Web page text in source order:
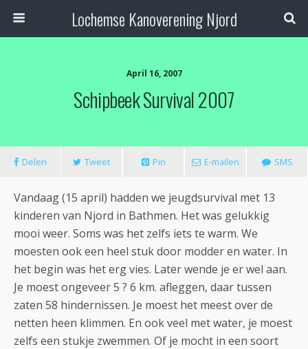
Lochemse Kanoverening Njord
April 16, 2007
Schipbeek Survival 2007
Delen Tweet Pin E-mailen SMS
Vandaag (15 april) hadden we jeugdsurvival met 13
kinderen van Njord in Bathmen. Het was gelukkig
mooi weer. Soms was het zelfs iets te warm. We
moesten ook een heel stuk door modder en water. In
het begin was het erg vies. Later wende je er wel aan.
Je moest ongeveer 5 ? 6 km. afleggen, daar tussen
zaten 58 hindernissen. Je moest het meest over de
netten heen klimmen. En ook veel met water, je moest
zelfs een stukje zwemmen. Of je mocht in een soort